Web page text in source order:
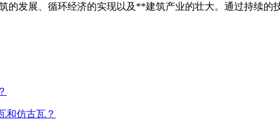
的发展、循环经济的实现以及**建筑产业的壮大。通过持续
和仿古瓦？